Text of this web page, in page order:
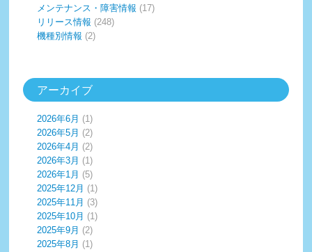
メンテナンス・障害情報 (17)
リリース情報 (248)
機種別情報 (2)
アーカイブ
2026年6月 (1)
2026年5月 (2)
2026年4月 (2)
2026年3月 (1)
2026年1月 (5)
2025年12月 (1)
2025年11月 (3)
2025年10月 (1)
2025年9月 (2)
2025年8月 (1)